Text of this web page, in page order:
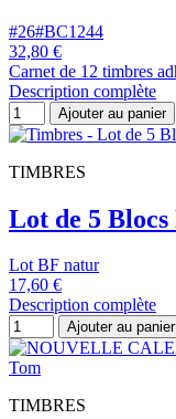
#26#BC1244
32,80 €
Carnet de 12 timbres
Description complète
Ajouter au panier
TIMBRES
Lot de 5
Lot BF natur
17,60 €
Description complète
Ajouter au panier
TIMBRES